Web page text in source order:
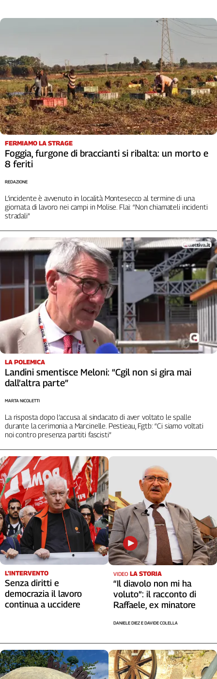
Sardegna
Sicilia
Toscana
Trentino
Umbria
Valle
D'Aosta
Veneto
Storico
2014
Contatti
La
redazione
Newsletter
Social
FERMIAMO LA STRAGE
Foggia, furgone di braccianti si ribalta: un morto e
8 feriti
L’incidente è avvenuto in località Montesecco al termine di una
giornata di lavoro nei campi in Molise. Flai: “Non chiamateli incidenti
stradali”
REDAZIONE
LA POLEMICA
Landini smentisce Meloni: “Cgil non si gira mai
dall'altra parte”
La risposta dopo l’accusa al sindacato di aver voltato le spalle
durante la cerimonia a Marcinelle. Pestieau, Fgtb: “Ci siamo voltati
noi contro presenza partiti fascisti”
MARTA NICOLETTI
L'INTERVENTO
Senza diritti e
democrazia il lavoro
continua a uccidere
VIDEO LA STORIA
“Il diavolo non mi ha
voluto”: il racconto di
Raffaele, ex minatore
DANIELE DIEZ E DAVIDE COLELLA